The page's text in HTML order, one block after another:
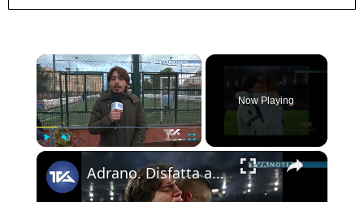
×
Unmute
Now Playing
×
Adrano. Disfatta azzurra. Per la terza volta consecutiva la nazionale italiana di calcio fuori dai m